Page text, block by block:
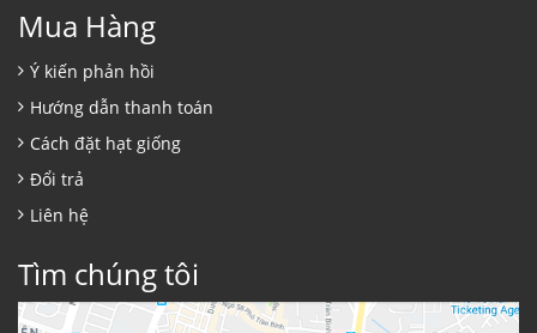
Mua Hàng
Ý kiến phản hồi
Hướng dẫn thanh toán
Cách đặt hạt giống
Đổi trả
Liên hệ
Tìm chúng tôi